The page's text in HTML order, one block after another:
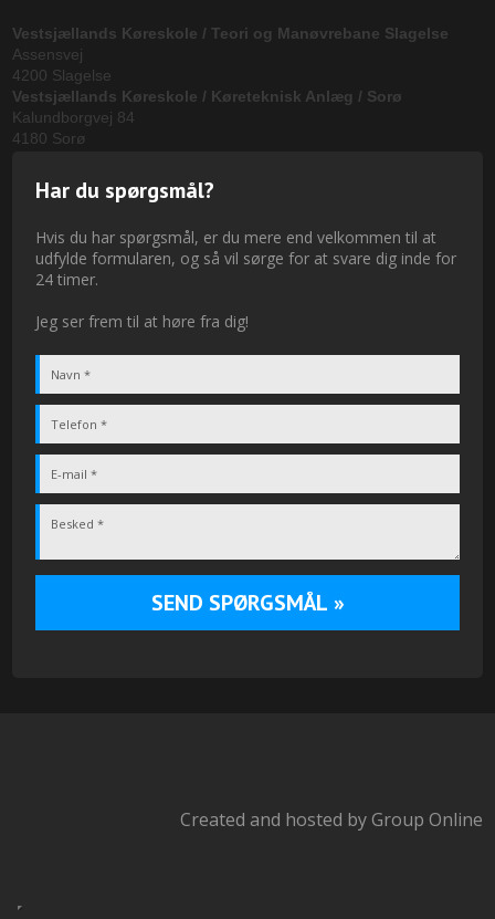
Vestsjællands Køreskole / Teori og Manøvrebane Slagelse
Assensvej
4200 Slagelse
Vestsjællands Køreskole / Køreteknisk Anlæg / Sorø
Kalundborgvej 84
4180 Sorø
Har du spørgsmål?
Hvis du har spørgsmål, er du mere end velkommen til at
udfylde formularen, og så vil sørge for at svare dig inde for
24 timer.
Jeg ser frem til at høre fra dig!
Created and hosted by Group Online